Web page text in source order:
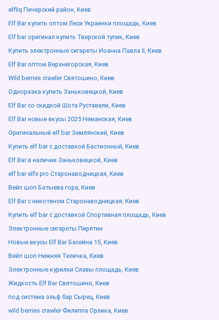
elfliq Печерский район, Киев
Elf Bar купить оптом Леси Украинки площадь, Киев
Elf bar оригинал купить Тверской тупик, Киев
Купить электронные сигареты Иоанна Павла ІІ, Киев
Elf Bar оптом Верхнегорская, Киев
Wild berries crawler Святошино, Киев
Одноразка купить Заньковецкой, Киев
Elf Bar со скидкой Шота Руставели, Киев
Elf Bar новые вкусы 2025 Неманская, Киев
Оригинальный elf bar Землянский, Киев
Купить elf bar с доставкой Бастионный, Киев
Elf Bar в наличии Заньковецкой, Киев
elf bar elfx pro Старонаводницкая, Киев
Вейп шоп Батыева гора, Киев
Elf Bar с никотином Старонаводницкая, Киев
Купить elf bar с доставкой Спортивная площадь, Киев
Электронные сигареты Пирятин
Новые вкусы Elf Bar Басейна 15, Киев
Вейп шоп Нижняя Теличка, Киев
Электронные курилки Славы площадь, Киев
Жидкость Elf Bar Святошино, Киев
под система эльф бар Сырец, Киев
wild berries crawler Филиппа Орлика, Киев